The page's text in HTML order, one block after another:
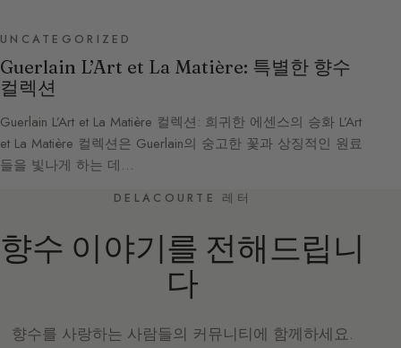
UNCATEGORIZED
Guerlain L’Art et La Matière: 특별한 향수
컬렉션
Guerlain L’Art et La Matière 컬렉션: 희귀한 에센스의 승화 L’Art
et La Matière 컬렉션은 Guerlain의 숭고한 꽃과 상징적인 원료
들을 빛나게 하는 데…
DELACOURTE 레터
향수 이야기를 전해드립니
다
향수를 사랑하는 사람들의 커뮤니티에 함께하세요.